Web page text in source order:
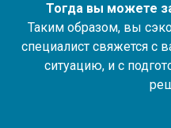
Тогда вы можете
Таким образом, вы
специалист свяжется с
ситуацию, и с